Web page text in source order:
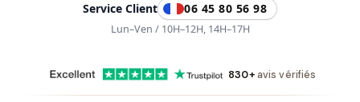
Service Client 06 45 80 56 98
Lun–Ven / 10H–12H, 14H–17H
830+avis vérifiés